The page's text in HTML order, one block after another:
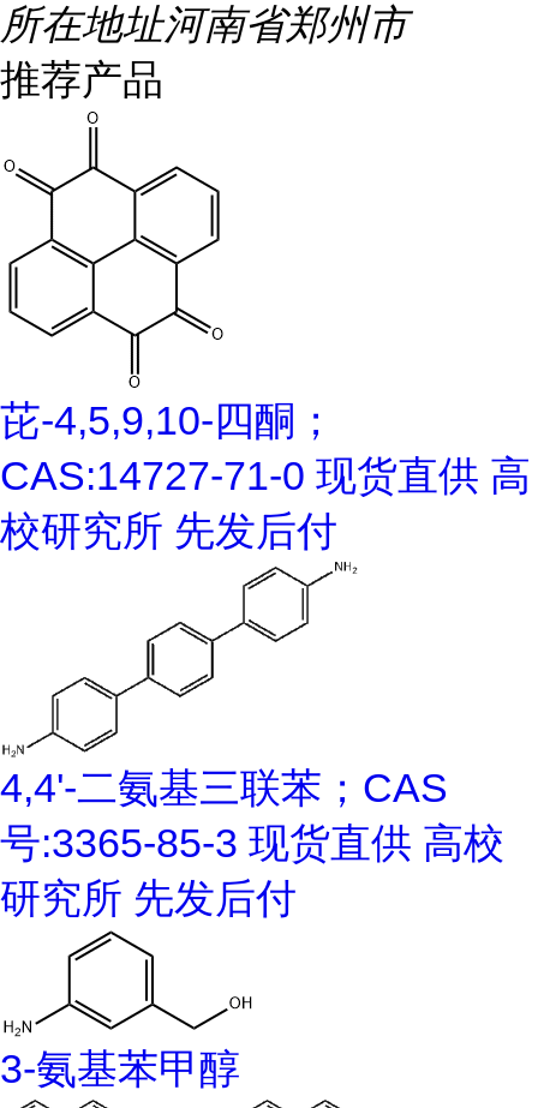
所在地址河南省郑州市
推荐产品
芘-4,5,9,10-四酮；
CAS:14727-71-0 现货直供 高
校研究所 先发后付
4,4'-二氨基三联苯；CAS
号:3365-85-3 现货直供 高校
研究所 先发后付
3-氨基苯甲醇